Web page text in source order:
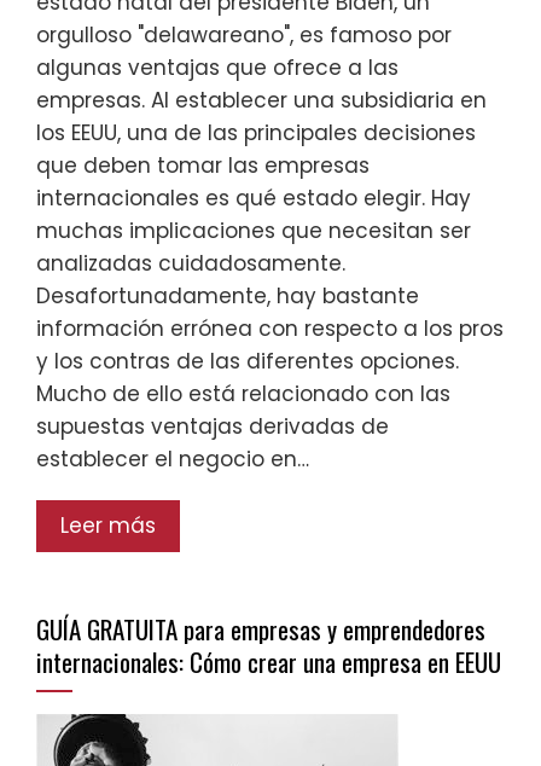
orgulloso "delawareano", es famoso por
algunas ventajas que ofrece a las
empresas. Al establecer una subsidiaria en
los EEUU, una de las principales decisiones
que deben tomar las empresas
internacionales es qué estado elegir. Hay
muchas implicaciones que necesitan ser
analizadas cuidadosamente.
Desafortunadamente, hay bastante
información errónea con respecto a los pros
y los contras de las diferentes opciones.
Mucho de ello está relacionado con las
supuestas ventajas derivadas de
establecer el negocio en…
Leer más
GUÍA GRATUITA para empresas y emprendedores
internacionales: Cómo crear una empresa en EEUU